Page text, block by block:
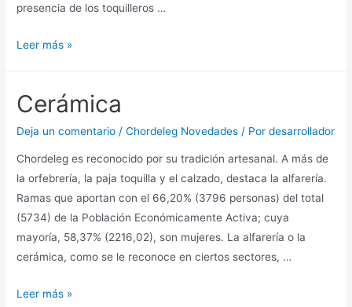
presencia de los toquilleros …
Leer más »
Cerámica
Deja un comentario /Chordeleg Novedades / Pordesarrollador
Chordeleg es reconocido por su tradición artesanal. A más de
la orfebrería, la paja toquilla y el calzado, destaca la alfarería.
Ramas que aportan con el 66,20% (3796 personas) del total
(5734) de la Población Económicamente Activa; cuya
mayoría, 58,37% (2216,02), son mujeres. La alfarería o la
cerámica, como se le reconoce en ciertos sectores, …
Leer más »